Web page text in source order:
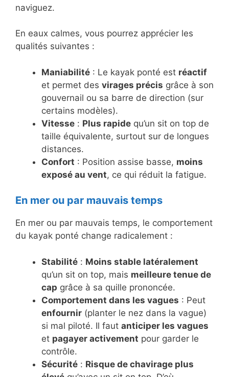
naviguez.
En eaux calmes, vous pourrez apprécier les
qualités suivantes :
Maniabilité : Le kayak ponté est réactif
et permet des virages précis grâce à son
gouvernail ou sa barre de direction (sur
certains modèles).
Vitesse : Plus rapide qu’un sit on top de
taille équivalente, surtout sur de longues
distances.
Confort : Position assise basse, moins
exposé au vent, ce qui réduit la fatigue.
En mer ou par mauvais temps
En mer ou par mauvais temps, le comportement
du kayak ponté change radicalement :
Stabilité : Moins stable latéralement
qu’un sit on top, mais meilleure tenue de
cap grâce à sa quille prononcée.
Comportement dans les vagues : Peut
enfournir (planter le nez dans la vague)
si mal piloté. Il faut anticiper les vagues
et pagayer activement pour garder le
contrôle.
Sécurité : Risque de chavirage plus